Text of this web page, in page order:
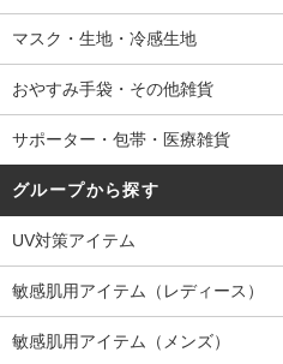
マスク・生地・冷感生地
おやすみ手袋・その他雑貨
サポーター・包帯・医療雑貨
グループから探す
UV対策アイテム
敏感肌用アイテム（レディース）
敏感肌用アイテム（メンズ）